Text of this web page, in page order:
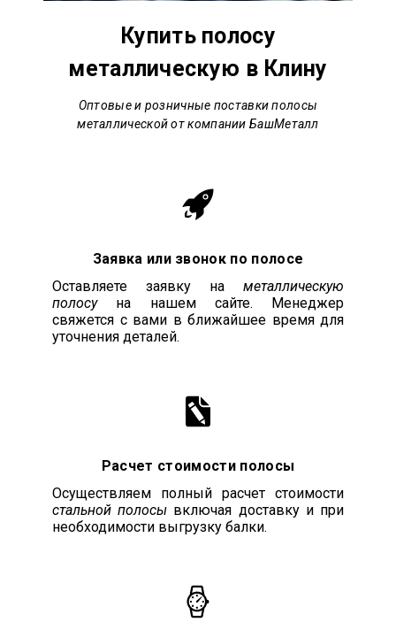
Купить полосу
металлическую в Клину
Оптовые и розничные поставки полосы
металлической от компании БашМеталл
Заявка или звонок по полосе
Оставляете заявку на металлическую
полосу на нашем сайте. Менеджер
свяжется с вами в ближайшее время для
уточнения деталей.
Расчет стоимости полосы
Осуществляем полный расчет стоимости
стальной полосы включая доставку и при
необходимости выгрузку балки.